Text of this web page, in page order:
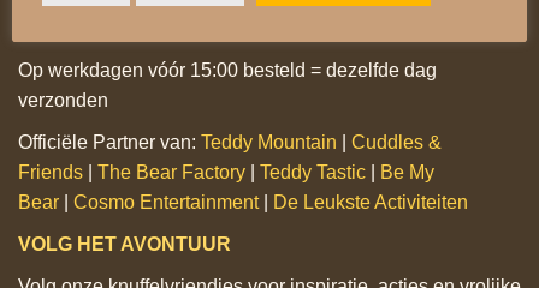
Op werkdagen vóór 15:00 besteld = dezelfde dag
verzonden
Officiële Partner van: Teddy Mountain
Cuddles &
Friends
The Bear Factory Teddy Tastic
Be My
Bear
Cosmo Entertainment| De Leukste Activiteiten
VOLG HET AVONTUUR